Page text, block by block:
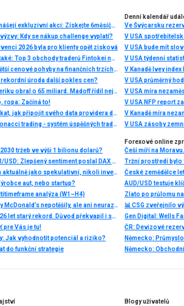
🚀 FXstreet.cz & eToro přinášejí exkluzivní akci: Získejte 6měsíční členství ve VIP zóně ZDARMA
Kdy se nákup challenge vyplatí?
2026 byla pro klienty opět zisková
Léto v plném proudu, trhy také: Top 3 obchody traderů Fintokei na indexech a zlatě
Chamtivost a strach: Největší cenové pohyby na finančních trzích (červenec 2026)
úroda další pokles cen?
Stvořil elitní klub, kde Ameriku obral o 65 miliard. Madoff řídil největší Ponzi dějin
ropa: Začíná to!
Historická data, kde je získat, jak připojit svého data providera do MultiCharts a proč je budeme potřebovat? (4. díl)
Jak obchodují profíci: Fibonacci trading - systém úspěšných traderů
Denní kalendář
Ve Švýcarsku
V USA
V USA bude mít
V USA týdenní
V Kanadě Ivey index
V USA průměrný
V USA míra
V USA NFP report
V Kanadě míra
V USA zásoby
tržeb ve výši 1 bilionu dolarů?
Analýza DAX, Nasdaq, EUR/USD: Zlepšený sentiment poslal DAX na nová maxima
Praktické okénko: Bitcoin aktuálně jako spekulativní, nikoli investiční aktivum
aut, nebo startup?
analýza (W1–H4)
Akciová analýza: Výsledky McDonald’s nepotěšily, ale ani neurazily. Jakou vizi společnost prezentovala?
Akcie Microsoftu zlomily 26 let starý rekord. Důvod překvapil i samotné investory
pre Vás je tu!
Jak vyhodnotit potenciál a riziko?
do funkční strategie
Forexové online
AUD/USD testuje
Zlato po průlomu
📊 CSG zveřejnilo
ČR: Devizové
Blogy uživatelů